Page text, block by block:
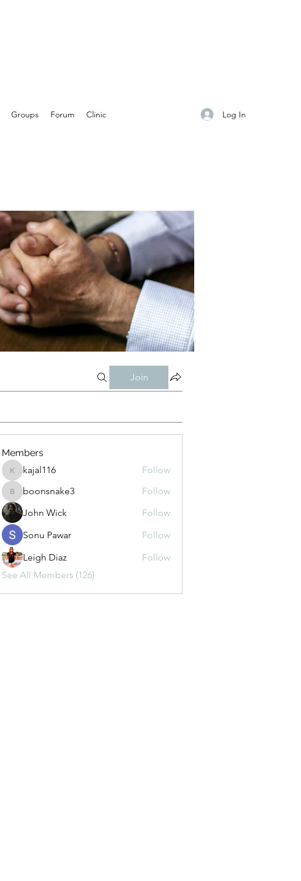
Groups Forum Clinic Log In
Join
Members
kajal116
kajal116 Follow
boonsnake3
boonsnake3
Follow
John Wick
Follow
Sonu Pawar
Follow
Leigh Diaz
Follow
See All Members (126)